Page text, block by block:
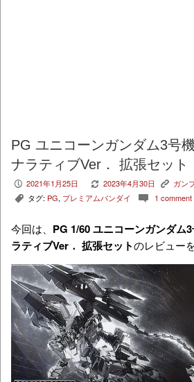
PG ユニコーンガンダム3号
ナラティブVer． 拡張セット
P 2021年1月25日 V 2023年4月30日 K ガン
, タグ: PG, プレミアムバンダイ c 1 comment
今回は、 PG 1/60 ユニコーンガンダム
ラティブVer． 拡張セットのレビュー